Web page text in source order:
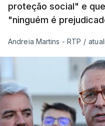
proteção social" e
"ninguém é
Andreia Martins - RTP /